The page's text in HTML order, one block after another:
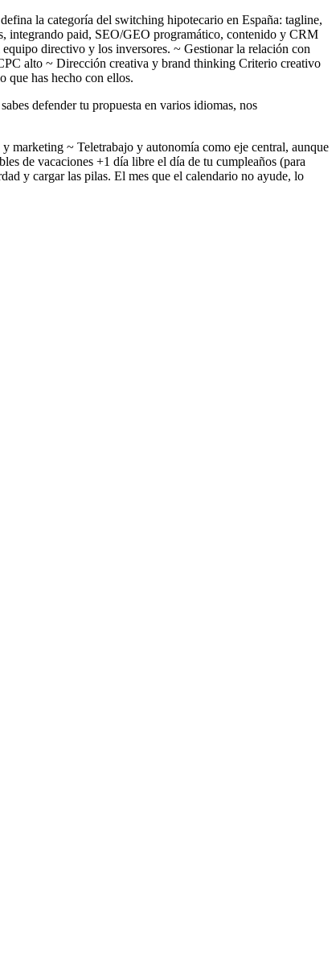
la categoría del switching hipotecario en España: tagline,
integrando paid, SEO/GEO programático, contenido y CRM
directivo y los inversores. ~ Gestionar la relación con
alto ~ Dirección creativa y brand thinking Criterio creativo
que has hecho con ellos.
defender tu propuesta en varios idiomas, nos
marketing ~ Teletrabajo y autonomía como eje central, aunque
de vacaciones +1 día libre el día de tu cumpleaños (para
y cargar las pilas. El mes que el calendario no ayude, lo